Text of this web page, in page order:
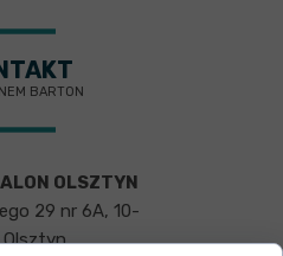
BARTON
OLSZTYN
29 nr 6A, 10-
Olsztyn